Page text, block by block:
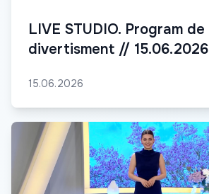
LIVE STUDIO. Program de
divertisment // 15.06.2026
15.06.2026